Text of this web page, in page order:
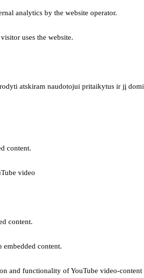
analytics by the website operator.
uses the website.
atskiram naudotojui pritaikytus ir jį
content.
video
content.
embedded content.
and functionality of YouTube video-content